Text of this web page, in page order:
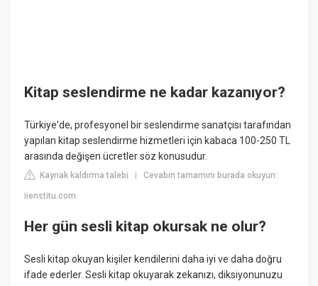
Kitap seslendirme ne kadar kazanıyor?
Türkiye'de, profesyonel bir seslendirme sanatçısı tarafından
yapılan kitap seslendirme hizmetleri için kabaca 100-250 TL
arasında değişen ücretler söz konusudur.
Kaynak kaldırma talebi |Cevabın tamamını burada okuyun:
iienstitu.com
Her gün sesli kitap okursak ne olur?
Sesli kitap okuyan kişiler kendilerini daha iyi ve daha doğru
ifade ederler. Sesli kitap okuyarak zekanızı, diksiyonunuzu